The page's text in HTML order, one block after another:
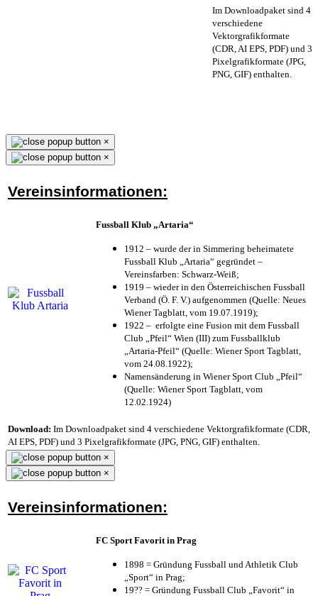
Im Downloadpaket sind 4
verschiedene
Vektorgrafikformate
(CDR, AI EPS, PDF) und 3
Pixelgrafikformate (JPG,
PNG, GIF) enthalten.
×
×
Vereinsinformationen:
Fussball Klub „Artaria“
1912 – wurde der in Simmering beheimatete
Fussball Klub „Artaria“ gegründet –
Vereinsfarben: Schwarz-Weiß;
1919 – wieder in den Österreichischen Fussball
Verband (Ö. F. V.) aufgenommen (Quelle: Neues
Wiener Tagblatt, vom 19.07.1919);
1922 – erfolgte eine Fusion mit dem Fussball
Club „Pfeil“ Wien (III) zum Fussballklub
„Artaria-Pfeil“ (Quelle: Wiener Sport Tagblatt,
vom 24.08.1922);
Namensänderung in Wiener Sport Club „Pfeil“
(Quelle: Wiener Sport Tagblatt, vom
12.02.1924)
Download: Im Downloadpaket sind 4 verschiedene Vektorgrafikformate (CDR,
AI EPS, PDF) und 3 Pixelgrafikformate (JPG, PNG, GIF) enthalten.
×
×
Vereinsinformationen:
FC Sport Favorit in Prag
1898 = Gründung Fussball und Athletik Club
„Sport“ in Prag;
19?? = Gründung Fussball Club „Favorit“ in